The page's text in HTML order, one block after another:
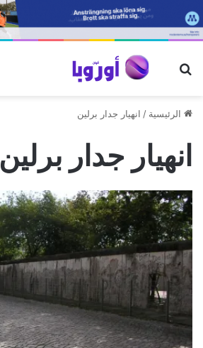
بحث عن
الرئيسية / انهيار جدار برلين
انهيار جدار برلين